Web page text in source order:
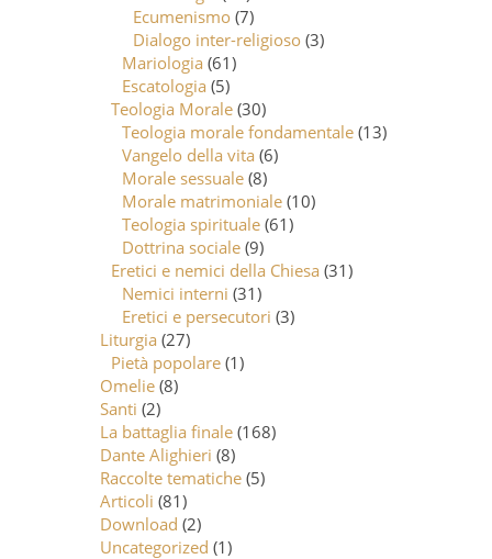
Ecumenismo (7)
Dialogo inter-religioso (3)
Mariologia (61)
Escatologia (5)
Teologia Morale (30)
Teologia morale fondamentale (13)
Vangelo della vita (6)
Morale sessuale (8)
Morale matrimoniale (10)
Teologia spirituale (61)
Dottrina sociale (9)
Eretici e nemici della Chiesa (31)
Nemici interni (31)
Eretici e persecutori (3)
Liturgia (27)
Pietà popolare (1)
Omelie (8)
Santi (2)
La battaglia finale (168)
Dante Alighieri (8)
Raccolte tematiche (5)
Articoli (81)
Download (2)
Uncategorized (1)